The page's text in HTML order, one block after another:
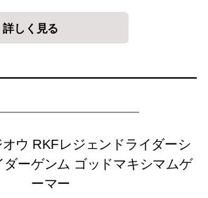
詳しく見る
ウ RKFレジェンドライダーシ
ダーゲンム ゴッドマキシマムゲ
ーマー